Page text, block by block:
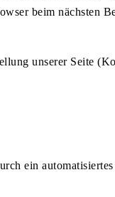
beim nächsten
unserer Seite
ein